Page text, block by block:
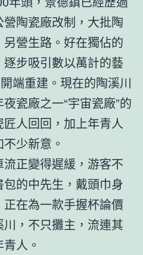
陶瓷廠改制，大批陶
營生路。好在獨佔的
步吸引數以萬計的藝
端重建。現在的陶溪川
瓷廠之一“宇宙瓷廠”的
人回回，加上年青人
少新意。
正變得遲緩，游客不
的中先生，戴頭巾身
在為一款手握杯論價
，不只攤主，流連其
人。